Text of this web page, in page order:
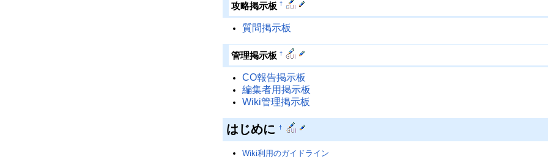
攻略掲示板†
質問掲示板
管理掲示板†
CO報告掲示板
編集者用掲示板
Wiki管理掲示板
はじめに †
Wiki利用のガイドライン